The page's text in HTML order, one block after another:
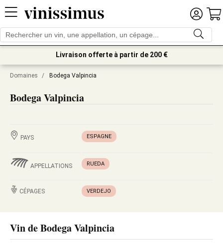
Livraison offerte à partir de 200 €
Domaines / Bodega Valpincia
Bodega Valpincia
PAYS ESPAGNE
APPELLATIONS RUEDA
CÉPAGES VERDEJO
Vin de Bodega Valpincia